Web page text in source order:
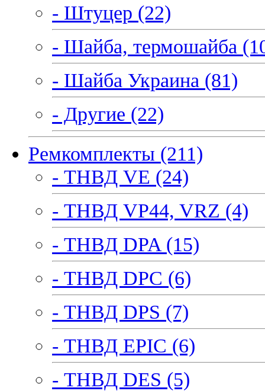
- Штуцер (22)
- Шайба, термошайба
- Шайба Украина (81)
- Другие (22)
Ремкомплекты (211)
- ТНВД VE (24)
- ТНВД VP44, VRZ (4)
- ТНВД DPA (15)
- ТНВД DPC (6)
- ТНВД DPS (7)
- ТНВД EPIC (6)
- ТНВД DES (5)